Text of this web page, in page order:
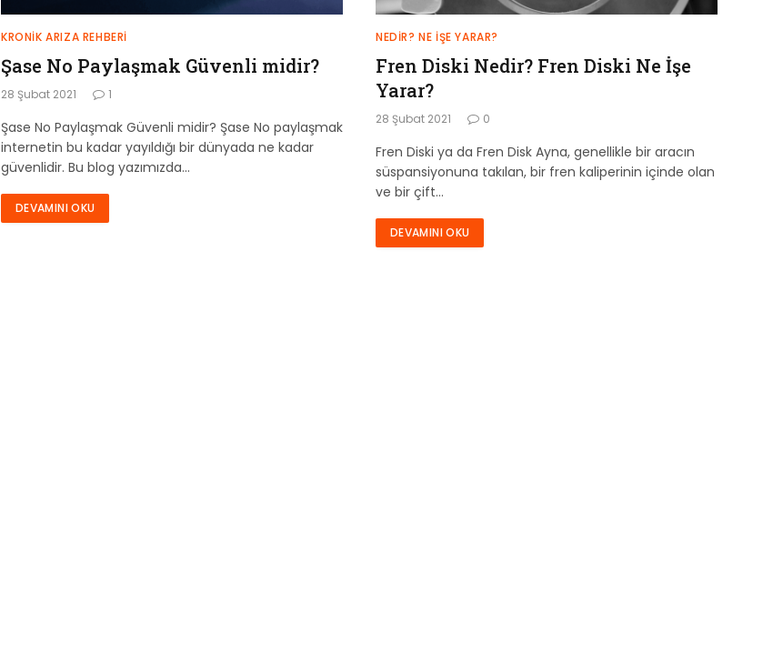
KRONIK ARIZA REHBERI
Şase No Paylaşmak Güvenli midir?
28 Şubat 2021 1
Şase No Paylaşmak Güvenli midir? Şase No paylaşmak
internetin bu kadar yayıldığı bir dünyada ne kadar
güvenlidir. Bu blog yazımızda…
DEVAMINI OKU
NEDIR? NE İŞE YARAR?
Fren Diski Nedir? Fren Diski Ne İşe
Yarar?
28 Şubat 2021 0
Fren Diski ya da Fren Disk Ayna, genellikle bir aracın
süspansiyonuna takılan, bir fren kaliperinin içinde olan
ve bir çift…
DEVAMINI OKU